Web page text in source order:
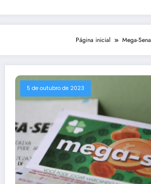
Página inicial Mega-Sena
5 de outubro de 2023